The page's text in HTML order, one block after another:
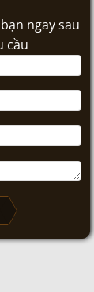
ngay sau
cầu